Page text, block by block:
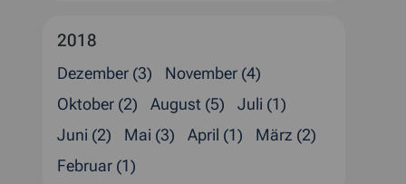
2018
Dezember (3)
November (4)
Oktober (2)
August (5)
Juli (1)
Juni (2)
Mai (3) April (1)
März (2)
Februar (1)